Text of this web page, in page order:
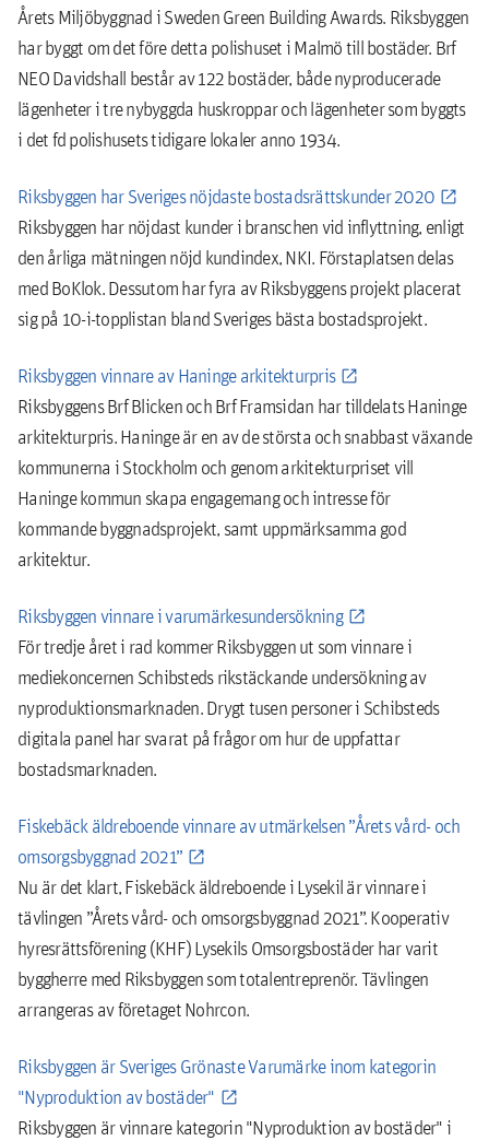
Årets Miljöbyggnad i Sweden Green Building Awards. Riksbyggen
har byggt om det före detta polishuset i Malmö till bostäder. Brf
NEO Davidshall består av 122 bostäder, både nyproducerade
lägenheter i tre nybyggda huskroppar och lägenheter som byggts
i det fd polishusets tidigare lokaler anno 1934.
Riksbyggen har Sveriges nöjdaste bostadsrättskunder 2020
Riksbyggen har nöjdast kunder i branschen vid inflyttning, enligt
den årliga mätningen nöjd kundindex, NKI. Förstaplatsen delas
med BoKlok. Dessutom har fyra av Riksbyggens projekt placerat
sig på 10-i-topplistan bland Sveriges bästa bostadsprojekt.
Riksbyggen vinnare av Haninge arkitekturpris
Riksbyggens Brf Blicken och Brf Framsidan har tilldelats Haninge
arkitekturpris. Haninge är en av de största och snabbast växande
kommunerna i Stockholm och genom arkitekturpriset vill
Haninge kommun skapa engagemang och intresse för
kommande byggnadsprojekt, samt uppmärksamma god
arkitektur.
Riksbyggen vinnare i varumärkesundersökning
För tredje året i rad kommer Riksbyggen ut som vinnare i
mediekoncernen Schibsteds rikstäckande undersökning av
nyproduktionsmarknaden. Drygt tusen personer i Schibsteds
digitala panel har svarat på frågor om hur de uppfattar
bostadsmarknaden.
Fiskebäck äldreboende vinnare av utmärkelsen ”Årets vård- och
omsorgsbyggnad 2021”
Nu är det klart, Fiskebäck äldreboende i Lysekil är vinnare i
tävlingen ”Årets vård- och omsorgsbyggnad 2021”. Kooperativ
hyresrättsförening (KHF) Lysekils Omsorgsbostäder har varit
byggherre med Riksbyggen som totalentreprenör. Tävlingen
arrangeras av företaget Nohrcon.
Riksbyggen är Sveriges Grönaste Varumärke inom kategorin
"Nyproduktion av bostäder"
Riksbyggen är vinnare kategorin "Nyproduktion av bostäder" i